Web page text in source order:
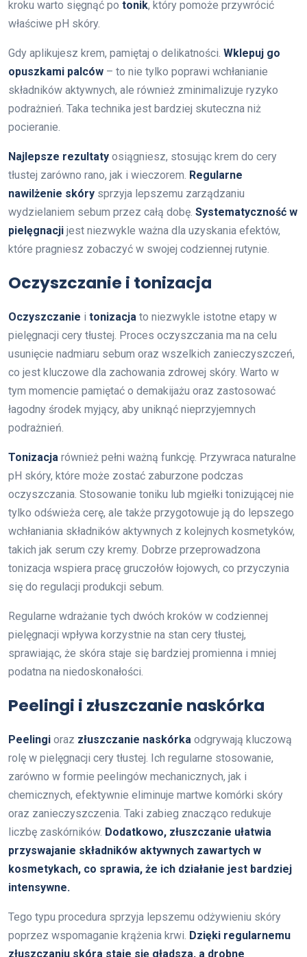
kroku warto sięgnąć po tonik, który pomoże przywrócić
właściwe pH skóry.
Gdy aplikujesz krem, pamiętaj o delikatności. Wklepuj go
opuszkami palców – to nie tylko poprawi wchłanianie
składników aktywnych, ale również zminimalizuje ryzyko
podrażnień. Taka technika jest bardziej skuteczna niż
pocieranie.
Najlepsze rezultaty osiągniesz, stosując krem do cery
tłustej zarówno rano, jak i wieczorem. Regularne
nawilżenie skóry sprzyja lepszemu zarządzaniu
wydzielaniem sebum przez całą dobę. Systematyczność w
pielęgnacji jest niezwykle ważna dla uzyskania efektów,
które pragniesz zobaczyć w swojej codziennej rutynie.
Oczyszczanie i tonizacja
Oczyszczanie i tonizacja to niezwykle istotne etapy w
pielęgnacji cery tłustej. Proces oczyszczania ma na celu
usunięcie nadmiaru sebum oraz wszelkich zanieczyszczeń,
co jest kluczowe dla zachowania zdrowej skóry. Warto w
tym momencie pamiętać o demakijażu oraz zastosować
łagodny środek myjący, aby uniknąć nieprzyjemnych
podrażnień.
Tonizacja również pełni ważną funkcję. Przywraca naturalne
pH skóry, które może zostać zaburzone podczas
oczyszczania. Stosowanie toniku lub mgiełki tonizującej nie
tylko odświeża cerę, ale także przygotowuje ją do lepszego
wchłaniania składników aktywnych z kolejnych kosmetyków,
takich jak serum czy kremy. Dobrze przeprowadzona
tonizacja wspiera pracę gruczołów łojowych, co przyczynia
się do regulacji produkcji sebum.
Regularne wdrażanie tych dwóch kroków w codziennej
pielęgnacji wpływa korzystnie na stan cery tłustej,
sprawiając, że skóra staje się bardziej promienna i mniej
podatna na niedoskonałości.
Peelingi i złuszczanie naskórka
Peelingi oraz złuszczanie naskórka odgrywają kluczową
rolę w pielęgnacji cery tłustej. Ich regularne stosowanie,
zarówno w formie peelingów mechanicznych, jak i
chemicznych, efektywnie eliminuje martwe komórki skóry
oraz zanieczyszczenia. Taki zabieg znacząco redukuje
liczbę zaskórników. Dodatkowo, złuszczanie ułatwia
przyswajanie składników aktywnych zawartych w
kosmetykach, co sprawia, że ich działanie jest bardziej
intensywne.
Tego typu procedura sprzyja lepszemu odżywieniu skóry
poprzez wspomaganie krążenia krwi. Dzięki regularnemu
złuszczaniu skóra staje się gładsza, a drobne